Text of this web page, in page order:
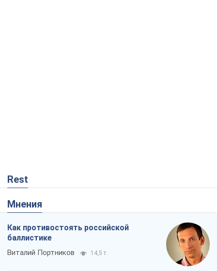
Rest
Мнения
Как противостоять российской
баллистике
Виталий Портников 14,5 т.